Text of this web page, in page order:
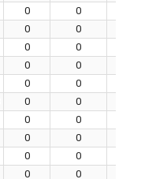
0 0
0 0
0 0
0 0
0 0
0 0
0 0
0 0
0 0
0 0